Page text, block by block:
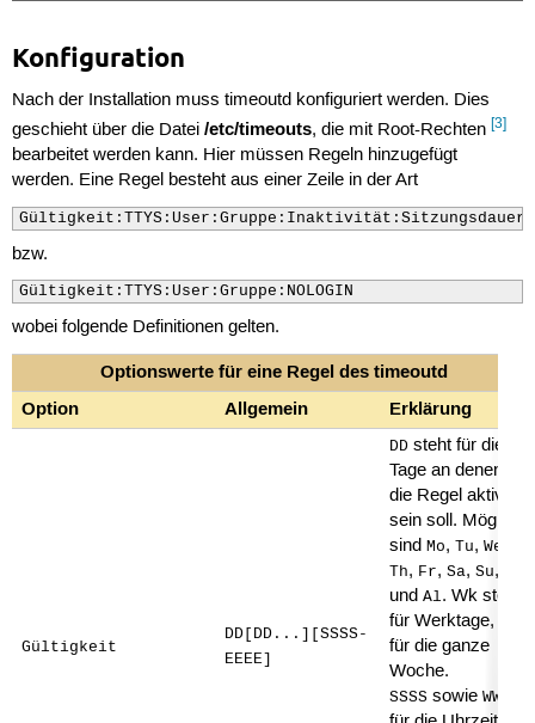
Konfiguration
Nach der Installation muss timeoutd konfiguriert werden. Dies
geschieht über die Datei /etc/timeouts, die mit Root-Rechten [3]
bearbeitet werden kann. Hier müssen Regeln hinzugefügt
werden. Eine Regel besteht aus einer Zeile in der Art
bzw.
Gültigkeit:TTYS:User:Gruppe:NOLOGIN
wobei folgende Definitionen gelten.
Optionswerte für eine Regel des timeoutd
Option
Allgemein Erklärung
Gültigkeit
DD[DD...][SSSS-
EEEE]
DD steht für die
Tage an denen
die Regel aktiv
sein soll. Möglich
sindMo,Tu,We
Th, Fr,Sa,Su,
undAl. Wk steht
für Werktage, Al
für die ganze
Woche.
SSSS sowieWWWW